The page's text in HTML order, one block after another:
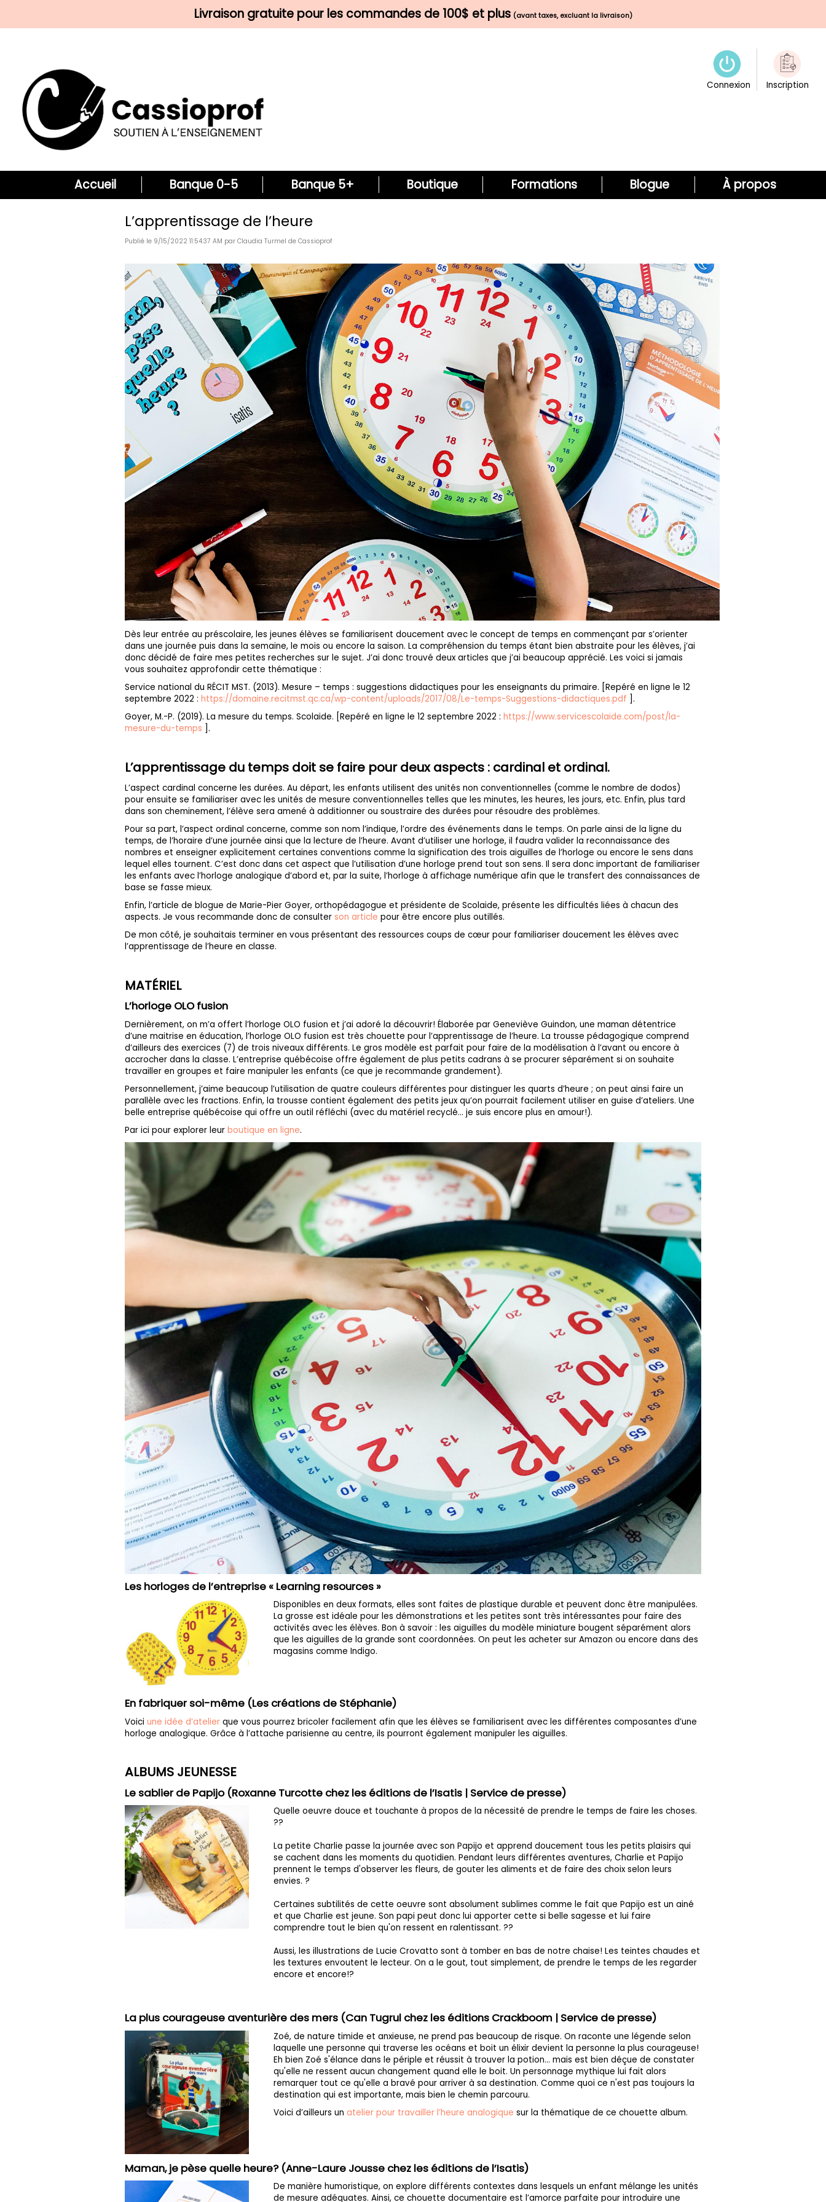
Livraison gratuite pour les commandes de 100$ et plus (avant taxes, excluant la livraison)
Connexion Inscription
Accueil Banque 0-5 Banque 5+ Boutique Formations Blogue À propos
L’apprentissage de l’heure
Publié le 9/15/2022 11:54:37 AM par Claudia Turmel de Cassioprof
Dès leur entrée au préscolaire, les jeunes élèves se familiarisent doucement avec le concept de temps en commençant par s’orienter
dans une journée puis dans la semaine, le mois ou encore la saison. La compréhension du temps étant bien abstraite pour les élèves, j’ai
donc décidé de faire mes petites recherches sur le sujet. J’ai donc trouvé deux articles que j’ai beaucoup apprécié. Les voici si jamais
vous souhaitez approfondir cette thématique :
Service national du RÉCIT MST. (2013). Mesure – temps : suggestions didactiques pour les enseignants du primaire. [Repéré en ligne le 12
septembre 2022 :https://domaine.recitmst.qc.ca/wp-content/uploads/2017/08/Le-temps-Suggestions-didactiques.pdf ].
Goyer, M.-P. (2019). La mesure du temps. Scolaide. [Repéré en ligne le 12 septembre 2022 :https://www.servicescolaide.com/post/la-
mesure-du-temps ].
L’apprentissage du temps doit se faire pour deux aspects : cardinal et ordinal.
L’aspect cardinal concerne les durées. Au départ, les enfants utilisent des unités non conventionnelles (comme le nombre de dodos)
pour ensuite se familiariser avec les unités de mesure conventionnelles telles que les minutes, les heures, les jours, etc. Enfin, plus tard
dans son cheminement, l’élève sera amené à additionner ou soustraire des durées pour résoudre des problèmes.
Pour sa part, l’aspect ordinal concerne, comme son nom l’indique, l’ordre des événements dans le temps. On parle ainsi de la ligne du
temps, de l’horaire d’une journée ainsi que la lecture de l’heure. Avant d’utiliser une horloge, il faudra valider la reconnaissance des
nombres et enseigner explicitement certaines conventions comme la signification des trois aiguilles de l’horloge ou encore le sens dans
lequel elles tournent. C’est donc dans cet aspect que l’utilisation d’une horloge prend tout son sens. Il sera donc important de familiariser
les enfants avec l’horloge analogique d’abord et, par la suite, l’horloge à affichage numérique afin que le transfert des connaissances de
base se fasse mieux.
Enfin, l’article de blogue de Marie-Pier Goyer, orthopédagogue et présidente de Scolaide, présente les difficultés liées à chacun des
aspects. Je vous recommande donc de consulterson article pour être encore plus outillés.
De mon côté, je souhaitais terminer en vous présentant des ressources coups de cœur pour familiariser doucement les élèves avec
l’apprentissage de l’heure en classe.
MATÉRIEL
L’horloge OLO fusion
Dernièrement, on m’a offert l’horloge OLO fusion et j’ai adoré la découvrir! Élaborée par Geneviève Guindon, une maman détentrice
d’une maitrise en éducation, l’horloge OLO fusion est très chouette pour l’apprentissage de l’heure. La trousse pédagogique comprend
d’ailleurs des exercices (7) de trois niveaux différents. Le gros modèle est parfait pour faire de la modélisation à l’avant ou encore à
accrocher dans la classe. L’entreprise québécoise offre également de plus petits cadrans à se procurer séparément si on souhaite
travailler en groupes et faire manipuler les enfants (ce que je recommande grandement).
Personnellement, j’aime beaucoup l’utilisation de quatre couleurs différentes pour distinguer les quarts d’heure ; on peut ainsi faire un
parallèle avec les fractions. Enfin, la trousse contient également des petits jeux qu’on pourrait facilement utiliser en guise d’ateliers. Une
belle entreprise québécoise qui offre un outil réfléchi (avec du matériel recyclé… je suis encore plus en amour!).
Par ici pour explorer leurboutique en ligne.
Les horloges de l’entreprise « Learning resources »
Disponibles en deux formats, elles sont faites de plastique durable et peuvent donc être manipulées.
La grosse est idéale pour les démonstrations et les petites sont très intéressantes pour faire des
activités avec les élèves. Bon à savoir : les aiguilles du modèle miniature bougent séparément alors
que les aiguilles de la grande sont coordonnées. On peut les acheter sur Amazon ou encore dans des
magasins comme Indigo.
En fabriquer soi-même (Les créations de Stéphanie)
Voiciune idée d’atelier que vous pourrez bricoler facilement afin que les élèves se familiarisent avec les différentes composantes d’une
horloge analogique. Grâce à l’attache parisienne au centre, ils pourront également manipuler les aiguilles.
ALBUMS JEUNESSE
Le sablier de Papijo (Roxanne Turcotte chez les éditions de l’Isatis | Service de presse)
Quelle oeuvre douce et touchante à propos de la nécessité de prendre le temps de faire les choses.
??
La petite Charlie passe la journée avec son Papijo et apprend doucement tous les petits plaisirs qui
se cachent dans les moments du quotidien. Pendant leurs différentes aventures, Charlie et Papijo
prennent le temps d'observer les fleurs, de gouter les aliments et de faire des choix selon leurs
envies. ?
Certaines subtilités de cette oeuvre sont absolument sublimes comme le fait que Papijo est un ainé
et que Charlie est jeune. Son papi peut donc lui apporter cette si belle sagesse et lui faire
comprendre tout le bien qu'on ressent en ralentissant. ??
Aussi, les illustrations de Lucie Crovatto sont à tomber en bas de notre chaise! Les teintes chaudes et
les textures envoutent le lecteur. On a le gout, tout simplement, de prendre le temps de les regarder
encore et encore!?
La plus courageuse aventurière des mers (Can Tugrul chez les éditions Crackboom | Service de presse)
Zoé, de nature timide et anxieuse, ne prend pas beaucoup de risque. On raconte une légende selon
laquelle une personne qui traverse les océans et boit un élixir devient la personne la plus courageuse!
Eh bien Zoé s'élance dans le périple et réussit à trouver la potion... mais est bien déçue de constater
qu'elle ne ressent aucun changement quand elle le boit. Un personnage mythique lui fait alors
remarquer tout ce qu'elle a bravé pour arriver à sa destination. Comme quoi ce n'est pas toujours la
destination qui est importante, mais bien le chemin parcouru.
Voici d’ailleurs unatelier pour travailler l’heure analogique sur la thématique de ce chouette album.
Maman, je pèse quelle heure? (Anne-Laure Jousse chez les éditions de l’Isatis)
De manière humoristique, on explore différents contextes dans lesquels un enfant mélange les unités
de mesure adéquates. Ainsi, ce chouette documentaire est l’amorce parfaite pour introduire une